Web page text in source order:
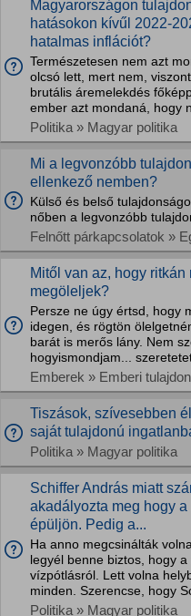
Magyarországon
hatásokon kívűl 2022-
hatalmas inflációt?
Természetesen nem azt
olcsó lett, mert nem,
brutális áremelekdés
ember azt mondaná, hogy
Politika » Magyar politika
Mi a legvonzóbb
ellenkező nemben?
Külső és belső
nőben a legvonzóbb
Felnőtt párkapcsolatok »
Mitől van az, hogy
megöleljek?
Persze ne úgy értsd, hogy
idegen, és rögtön
barát is merős lány. Nem
hogyismondjam...
Emberek » Emberi
Tiszások, szívesebben
saját tulajdonú
Politika » Magyar politika
Schiffer András miatt
akadályozta meg hogy
épüljön. Pedig a...
Ha anno megcsinálták
legyél benne biztos, hogy
vízpótlásról. Lett volna
minden. Szerencse, hogy
Politika » Magyar politika